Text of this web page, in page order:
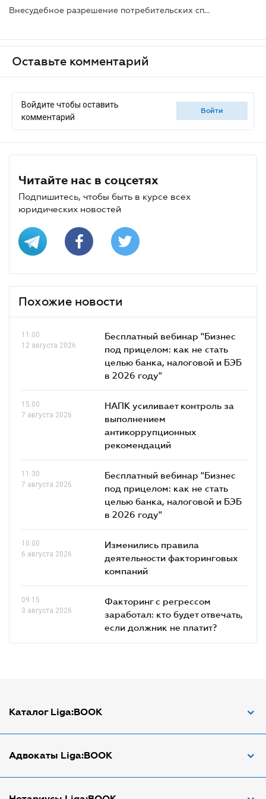
Внесудебное разрешение потребительских споров: профильный комитет поддержал законопроект
Оставьте комментарий
Войдите чтобы оставить
комментарий
войти
Читайте нас в соцсетях
Подпишитесь, чтобы быть в курсе всех
юридических новостей
Похожие новости
11.00
12 августа 2026
Бесплатный вебинар "Бизнес
под прицелом: как не стать
целью банка, налоговой и БЭБ
в 2026 году"
15.00
7 августа 2026
НАПК усиливает контроль за
выполнением
антикоррупционных
рекомендаций
11.30
7 августа 2026
Бесплатный вебинар "Бизнес
под прицелом: как не стать
целью банка, налоговой и БЭБ
в 2026 году"
10.00
6 августа 2026
Изменились правила
деятельности факторинговых
компаний
09.15
3 августа 2026
Факторинг с регрессом
заработал: кто будет отвечать,
если должник не платит?
Каталог Liga:BOOK
Адвокат по трудовым спорам
Адвокаты Liga:BOOK